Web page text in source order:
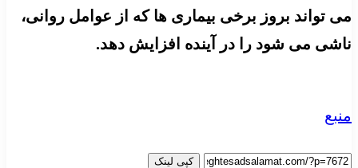
می تواند بروز برخی بیماری ها که از عوامل روانی،
ناشی می شود را در آینده افزایش دهد.
منبع
کپی لینک